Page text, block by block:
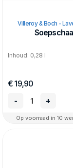
Villeroy & Boch -
Inhoud: 0,28 l
€ 19,90
-
+
Op voorraad in 10